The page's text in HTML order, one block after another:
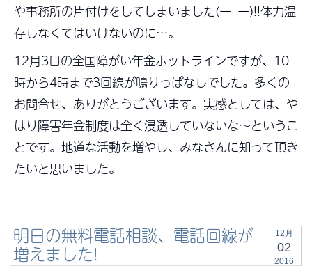
や事務所の片付けをしてしまいました(ー_ー)!!体力温
存しなくてはいけないのに…。
12月3日の全国障がい年金ホットラインですが、10
時から4時まで3回線が鳴りっぱなしでした。多くの
お問合せ、ありがとうございます。実感としては、や
はり障害年金制度は全く浸透していないな～というこ
とです。地道な活動を増やし、みなさんに知って頂き
たいと思いました。
12月
02
2016
明日の無料電話相談、電話回線が
増えました!